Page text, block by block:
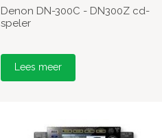
Denon DN-300C - DN300Z cd-
speler
Lees meer